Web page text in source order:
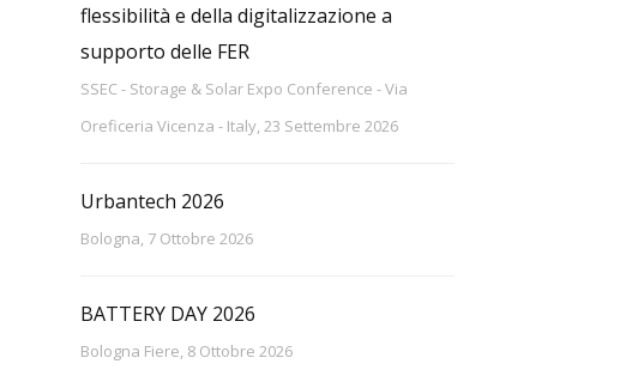
flessibilità e della digitalizzazione a
supporto delle FER
SSEC - Storage & Solar Expo Conference - Via
Oreficeria Vicenza - Italy, 23 Settembre 2026
Urbantech 2026
Bologna, 7 Ottobre 2026
BATTERY DAY 2026
Bologna Fiere, 8 Ottobre 2026